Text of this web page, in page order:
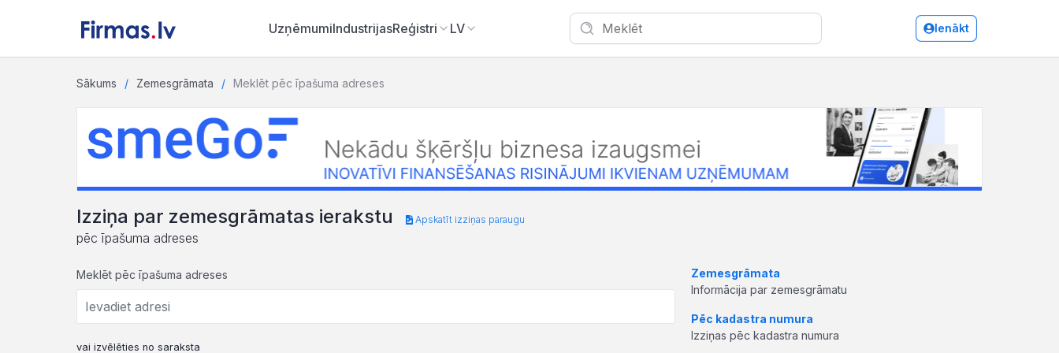
UzņēmumiIndustrijasReģistri LV Ienākt
Sākums Zemesgrāmata Meklēt pēc īpašuma adreses
Izziņa par zemesgrāmatas ierakstu
pēc īpašuma adreses
Apskatīt izziņas paraugu
Meklēt pēc īpašuma adreses
vai izvēlēties no saraksta
Zemesgrāmata
Informācija par zemesgrāmatu
Pēc kadastra numura
Izziņas pēc kadastra numura